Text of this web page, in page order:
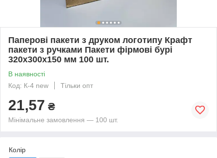
Паперові пакети з друком логотипу Крафт
пакети з ручками Пакети фірмові бурі
320х300х150 мм 100 шт.
В наявності
Код: К-4 new
Тільки опт
21,57 ₴
Мінімальне замовлення — 100 шт.
Колір